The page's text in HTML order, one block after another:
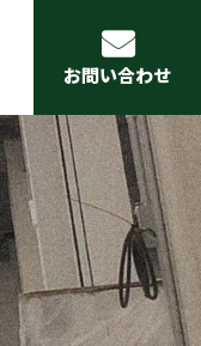
お問い合わせ